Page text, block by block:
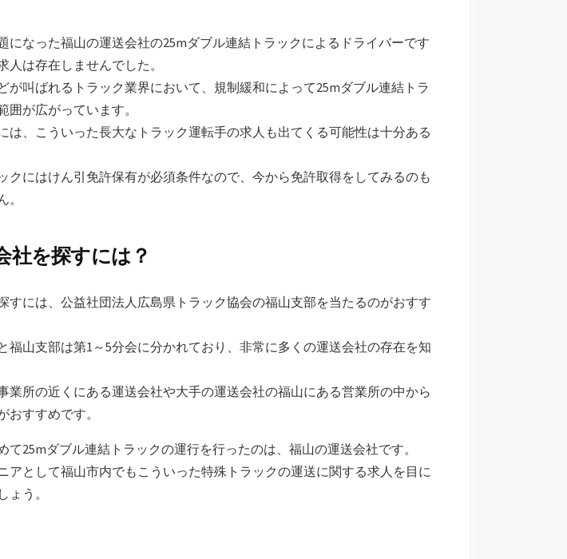
になった福山の運送会社の25mダブル連結トラックによるドライバーです
人は存在しませんでした。
が叫ばれるトラック業界において、規制緩和によって25mダブル連結トラ
囲が広がっています。
は、こういった長大なトラック運転手の求人も出てくる可能性は十分ある
クにはけん引免許保有が必須条件なので、今から免許取得をしてみるのも
社を探すには？
すには、公益社団法人広島県トラック協会の福山支部を当たるのがおすす
福山支部は第1～5分会に分かれており、非常に多くの運送会社の存在を知
業所の近くにある運送会社や大手の運送会社の福山にある営業所の中から
おすすめです。
て25mダブル連結トラックの運行を行ったのは、福山の運送会社です。
アとして福山市内でもこういった特殊トラックの運送に関する求人を目に
ょう。